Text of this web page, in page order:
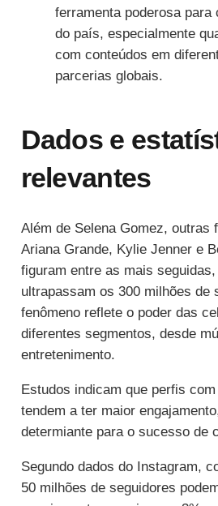
ferramenta poderosa
do país, especialmente
com conteúdos em
parcerias globais.
Dados e
relevantes
Além de Selena Gomez, outras
Ariana Grande, Kylie Jenner e
figuram entre as mais
ultrapassam os 300 milhões de
fenômeno reflete o poder das
diferentes segmentos, desde
entretenimento.
Estudos indicam que perfis
tendem a ter maior
determiante para o sucesso de
Segundo dados do Instagram,
50 milhões de seguidores